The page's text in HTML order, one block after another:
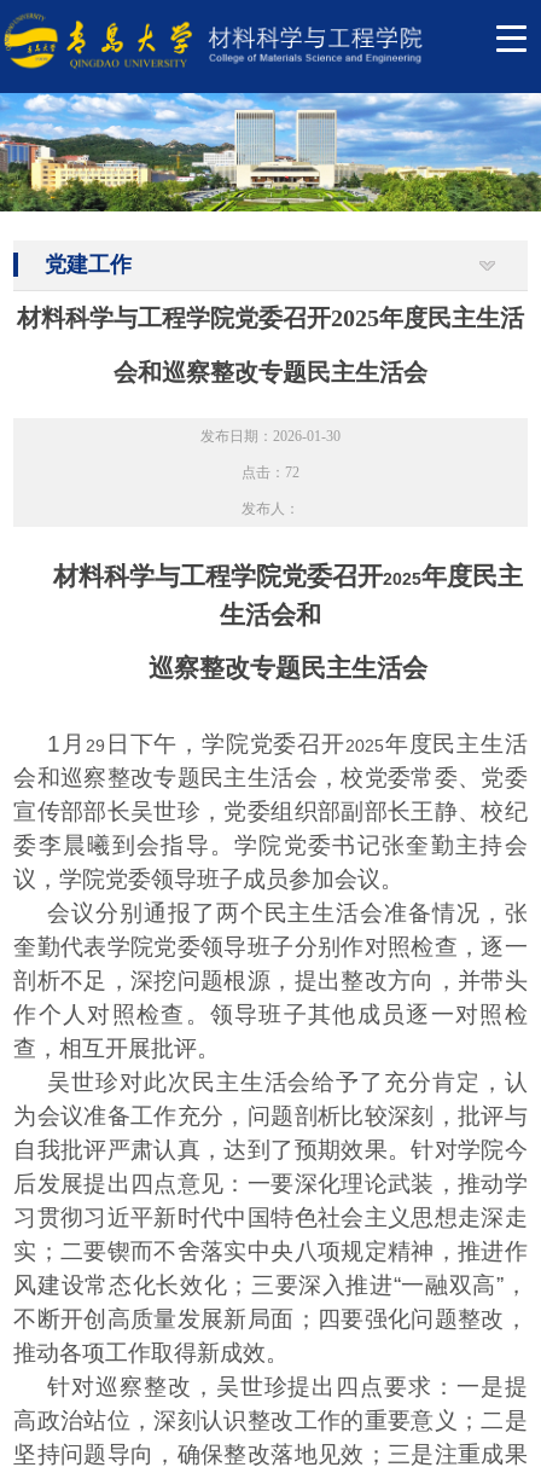
党建工作
材料科学与工程学院党委召开2025年度民主生活
会和巡察整改专题民主生活会
发布日期：2026-01-30
点击： 72
发布人：
材料科学与工程学院党委召开2025年度民主
生活会和
巡察整改专题民主生活会
1 月 29 日下午，学院党委召开2025年度民主生活
会和巡察整改专题民主生活会，校党委常委、党委
宣传部部长吴世珍，党委组织部副部长王静、校纪
委李晨曦到会指导。学院党委书记张奎勤主持会
议，学院党委领导班子成员参加会议。
会议分别通报了两个民主生活会准备情况，张
奎勤代表学院党委领导班子分别作对照检查，逐一
剖析不足，深挖问题根源，提出整改方向，并带头
作个人对照检查。领导班子其他成员逐一对照检
查，相互开展批评。
吴世珍对此次民主生活会给予了充分肯定，认
为会议准备工作充分，问题剖析比较深刻，批评与
自我批评严肃认真，达到了预期效果。针对学院今
后发展提出四点意见：一要深化理论武装，推动学
习贯彻习近平新时代中国特色社会主义思想走深走
实；二要锲而不舍落实中央八项规定精神，推进作
风建设常态化长效化；三要深入推进“一融双高”，
不断开创高质量发展新局面；四要强化问题整改，
推动各项工作取得新成效。
针对巡察整改，吴世珍提出四点要求：一是提
高政治站位，深刻认识整改工作的重要意义；二是
坚持问题导向，确保整改落地见效；三是注重成果